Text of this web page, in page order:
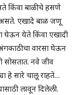
किंवा बाळीचे हसणे
एखादे बाळ जणू
घेऊन येते किंवा एखादी
वारसा घेऊन
नवे जीव
हे सारे चालू राहते…
लावून दिलेली.